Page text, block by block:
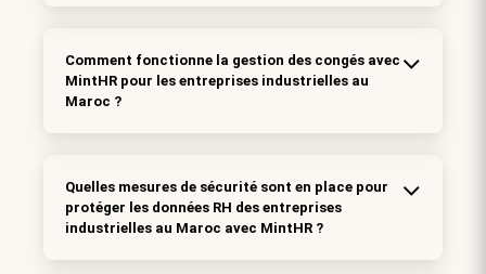
Comment fonctionne la gestion des congés avec
MintHR pour les entreprises industrielles au
Maroc ?
Quelles mesures de sécurité sont en place pour
protéger les données RH des entreprises
industrielles au Maroc avec MintHR ?